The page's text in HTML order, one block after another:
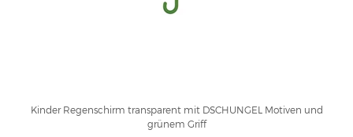
Kinder Regenschirm transparent mit DSCHUNGEL Motiven und
grünem Griff